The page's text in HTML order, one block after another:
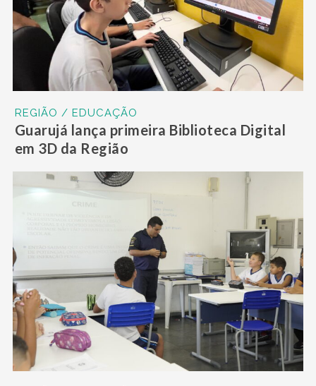
REGIÃO / EDUCAÇÃO
Guarujá lança primeira Biblioteca Digital
em 3D da Região